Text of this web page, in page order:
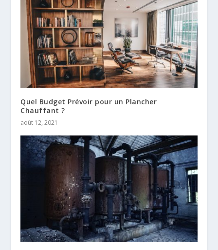
Quel Budget Prévoir pour un Plancher
Chauffant ?
août 12, 2021